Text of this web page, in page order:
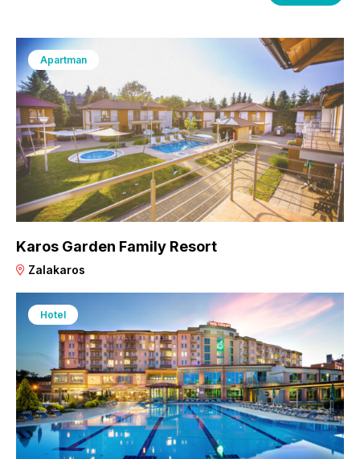
Apartman
Karos Garden Family Resort
Zalakaros
Hotel